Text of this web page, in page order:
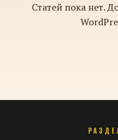
Статей пока нет.